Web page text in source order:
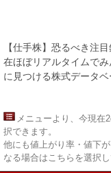
【仕手株】恐るべき注
在ほぼリアルタイムで
に見つける株式データベ
メニューより、今現在
択できます。
他にも値上がり率・値下
なる場合はこちらを選択し